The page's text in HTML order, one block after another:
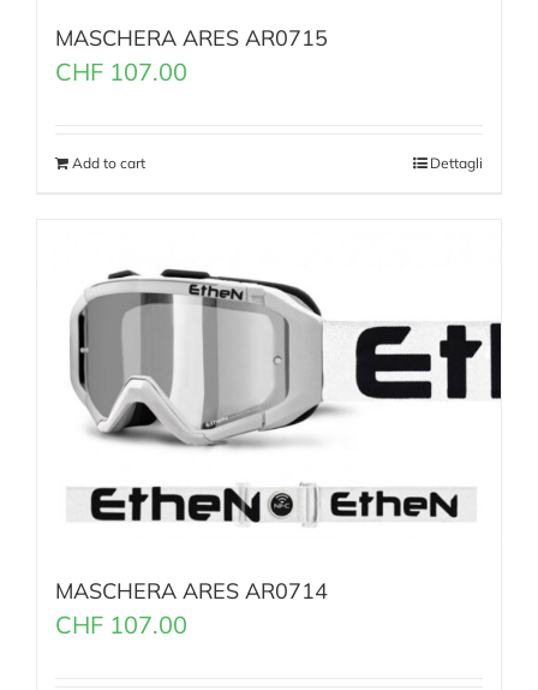
MASCHERA ARES AR0715
CHF 107.00
Add to cart Dettagli
MASCHERA ARES AR0714
CHF 107.00